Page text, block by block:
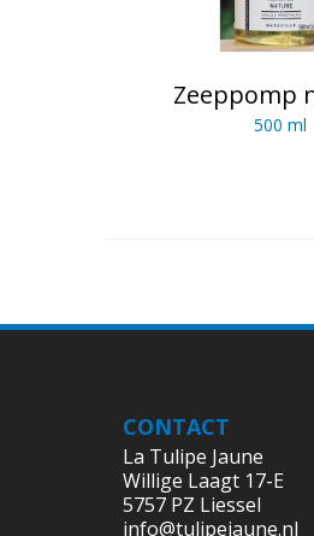
Zeeppomp
500 ml
CONTACT
La Tulipe Jaune
Willige Laagt 17-E
5757 PZ Liessel
info@tulipejaune.nl